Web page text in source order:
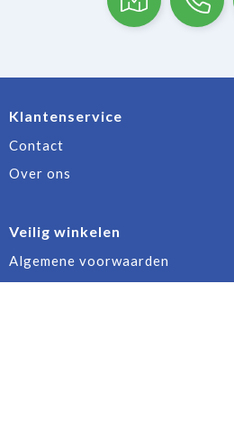
Klantenservice
Contact
Over ons
Veilig winkelen
Algemene voorwaarden